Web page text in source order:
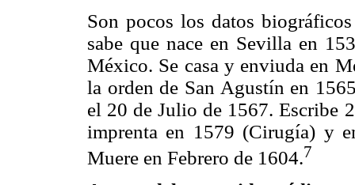
Son pocos los datos
sabe que nace en Sevilla en
México. Se casa y enviuda en
la orden de San Agustín en
el 20 de Julio de 1567. Escribe
imprenta en 1579 (Cirugía) y
Muere en Febrero de 1604.7